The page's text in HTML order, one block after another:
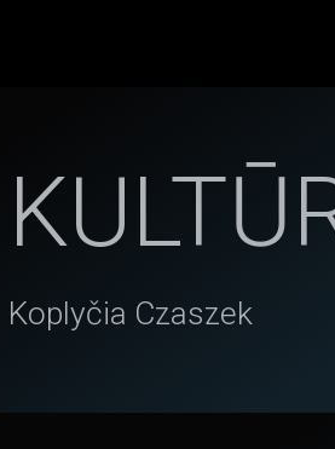
Koplyčia Czaszek